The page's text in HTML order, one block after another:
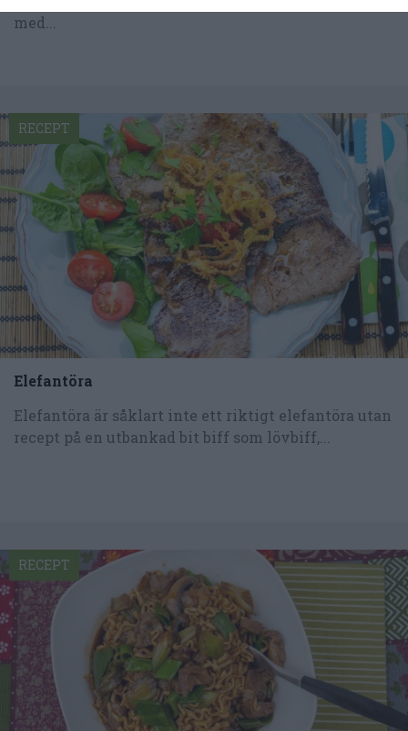
med...
Elefantöra
Elefantöra är såklart inte ett riktigt elefantöra utan
recept på en utbankad bit biff som lövbiff,...
RECEPT
RECEPT